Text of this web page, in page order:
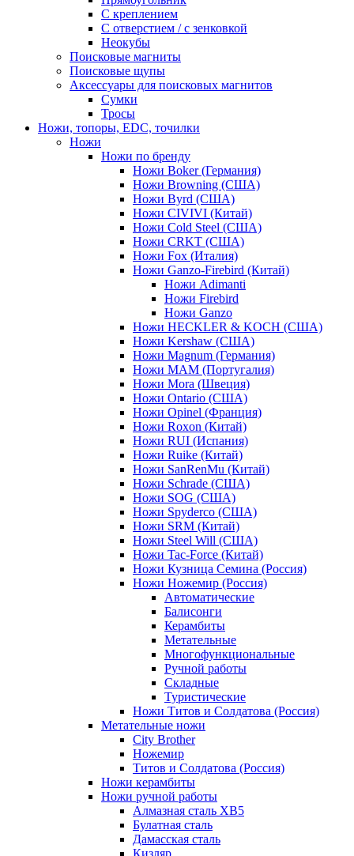
С креплением
С отверстием / с зенковкой
Неокубы
Поисковые магниты
Поисковые щупы
Аксессуары для поисковых магнитов
Сумки
Тросы
Ножи, топоры, EDC, точилки
Ножи
Ножи по бренду
Ножи Boker (Германия)
Ножи Browning (США)
Ножи Byrd (США)
Ножи CIVIVI (Китай)
Ножи Cold Steel (США)
Ножи CRKT (США)
Ножи Fox (Италия)
Ножи Ganzo-Firebird (Китай)
Ножи Adimanti
Ножи Firebird
Ножи Ganzo
Ножи HECKLER & KOCH (США)
Ножи Kershaw (США)
Ножи Magnum (Германия)
Ножи MAM (Португалия)
Ножи Mora (Швеция)
Ножи Ontario (США)
Ножи Opinel (Франция)
Ножи Roxon (Китай)
Ножи RUI (Испания)
Ножи Ruike (Китай)
Ножи SanRenMu (Китай)
Ножи Schrade (США)
Ножи SOG (США)
Ножи Spyderco (США)
Ножи SRM (Китай)
Ножи Steel Will (США)
Ножи Tac-Force (Китай)
Ножи Кузница Семина (Россия)
Ножи Ножемир (Россия)
Автоматические
Балисонги
Керамбиты
Метательные
Многофункциональные
Ручной работы
Складные
Туристические
Ножи Титов и Солдатова (Россия)
Метательные ножи
City Brother
Ножемир
Титов и Солдатова (Россия)
Ножи керамбиты
Ножи ручной работы
Алмазная сталь ХВ5
Булатная сталь
Дамасская сталь
Кизляр